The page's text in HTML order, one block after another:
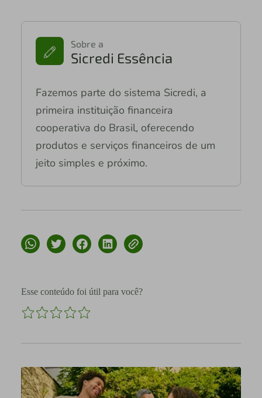
Sobre a
Sicredi Essência
Fazemos parte do sistema Sicredi, a
primeira instituição financeira
cooperativa do Brasil, oferecendo
produtos e serviços financeiros de um
jeito simples e próximo.
Esse conteúdo foi útil para você?